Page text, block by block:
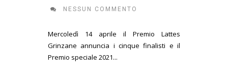
NESSUN COMMENTO
Mercoledì 14 aprile il Premio Lattes
Grinzane annuncia i cinque finalisti e il
Premio speciale 2021...